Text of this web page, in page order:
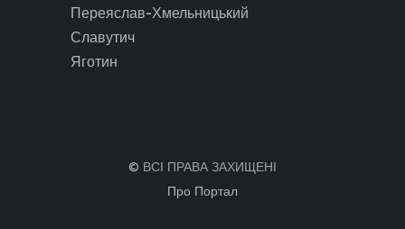
Переяслав-Хмельницький
Славутич
Яготин
© ВСІ ПРАВА ЗАХИЩЕНІ
Про Портал